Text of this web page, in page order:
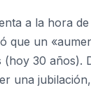
a la hora
que un
30 años).
una